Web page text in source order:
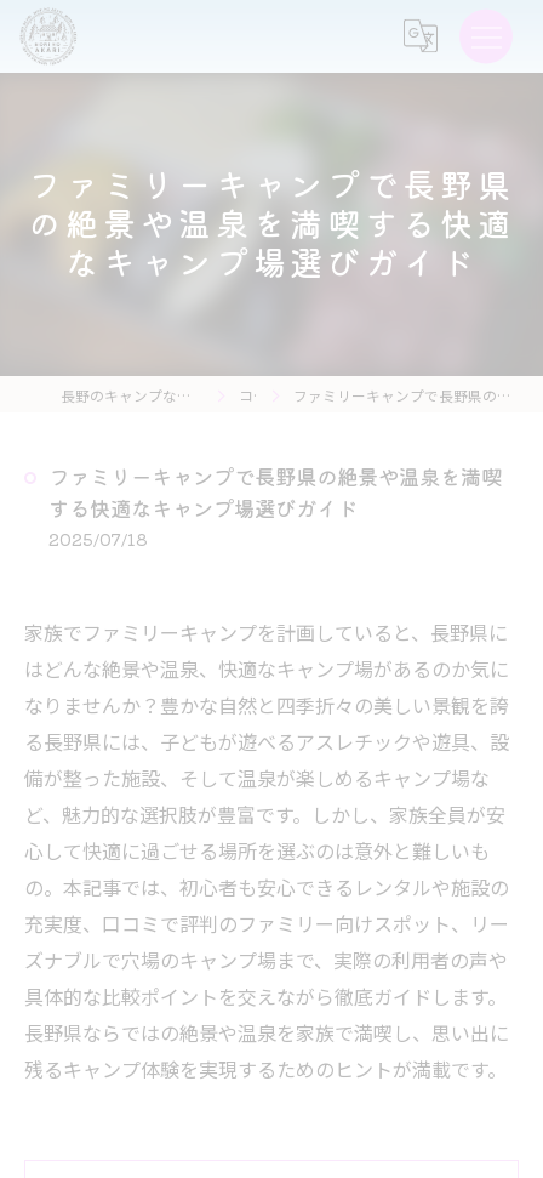
ファミリーキャンプで長野県
の絶景や温泉を満喫する快適
なキャンプ場選びガイド
長野のキャンプなら森の灯キャンプ場・茶亭 森の灯 コラム ファミリーキャンプで長野県の絶景や温泉を満喫する快適なキャンプ場選びガイド
ファミリーキャンプで長野県の絶景や温泉を満喫
する快適なキャンプ場選びガイド
2025/07/18
家族でファミリーキャンプを計画していると、長野県に
はどんな絶景や温泉、快適なキャンプ場があるのか気に
なりませんか？豊かな自然と四季折々の美しい景観を誇
る長野県には、子どもが遊べるアスレチックや遊具、設
備が整った施設、そして温泉が楽しめるキャンプ場な
ど、魅力的な選択肢が豊富です。しかし、家族全員が安
心して快適に過ごせる場所を選ぶのは意外と難しいも
の。本記事では、初心者も安心できるレンタルや施設の
充実度、口コミで評判のファミリー向けスポット、リー
ズナブルで穴場のキャンプ場まで、実際の利用者の声や
具体的な比較ポイントを交えながら徹底ガイドします。
長野県ならではの絶景や温泉を家族で満喫し、思い出に
残るキャンプ体験を実現するためのヒントが満載です。